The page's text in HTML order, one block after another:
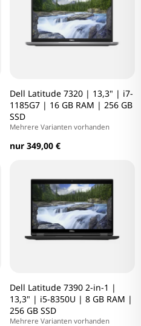
Dell Latitude 7320 | 13,3" | i7-
1185G7 | 16 GB RAM | 256 GB
SSD
Mehrere Varianten vorhanden
nur 349,00 €
Dell Latitude 7390 2-in-1 |
13,3" | i5-8350U | 8 GB RAM |
256 GB SSD
Mehrere Varianten vorhanden